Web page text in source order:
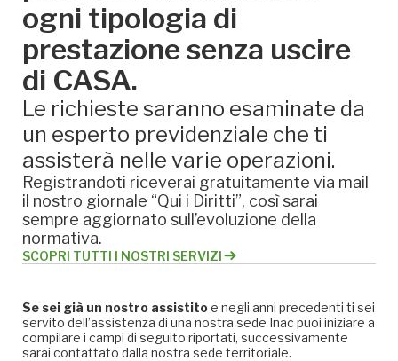
ogni tipologia di
prestazione senza uscire
di CASA.
Le richieste saranno esaminate da
un esperto previdenziale che ti
assisterà nelle varie operazioni.
Registrandoti riceverai gratuitamente via mail
il nostro giornale “Qui i Diritti”, così sarai
sempre aggiornato sull’evoluzione della
normativa.
SCOPRI TUTTI I NOSTRI SERVIZI
Se sei già un nostro assistitoe negli anni precedenti ti sei
servito dell’assistenza di una nostra sede Inac puoi iniziare a
compilare i campi di seguito riportati, successivamente
sarai contattato dalla nostra sede territoriale.